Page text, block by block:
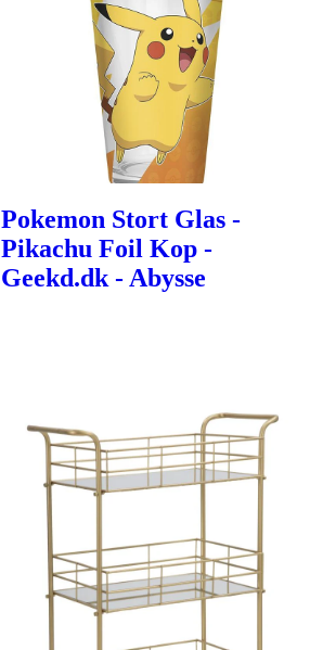
Pokemon Stort Glas -
Pikachu Foil Kop -
Geekd.dk - Abysse